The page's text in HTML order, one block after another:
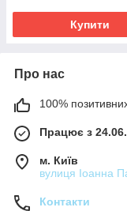
Купити
Про нас
100%
Працює з
м. Київ
вулиця Іоанна
Контакти